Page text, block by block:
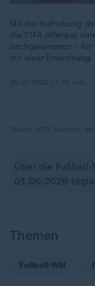
Mit der Aufhebung
die FIFA offenbar
nachgekommen –
mit einer Einordnung.
Über die
01.06.2026
Themen
Fußball-WM